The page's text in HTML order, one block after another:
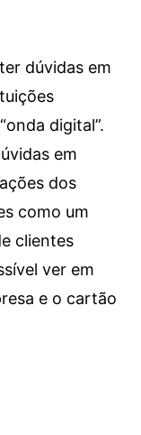
dúvidas em
digital”.
em
dos
como um
clientes
ver em
e o cartão